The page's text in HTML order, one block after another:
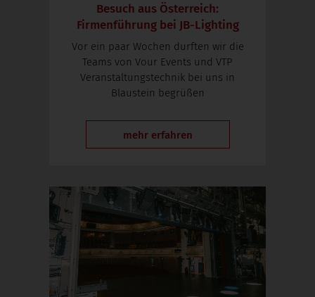
Besuch aus Österreich:
Firmenführung bei JB-Lighting
Vor ein paar Wochen durften wir die
Teams von Vour Events und VTP
Veranstaltungstechnik bei uns in
Blaustein begrüßen
mehr erfahren